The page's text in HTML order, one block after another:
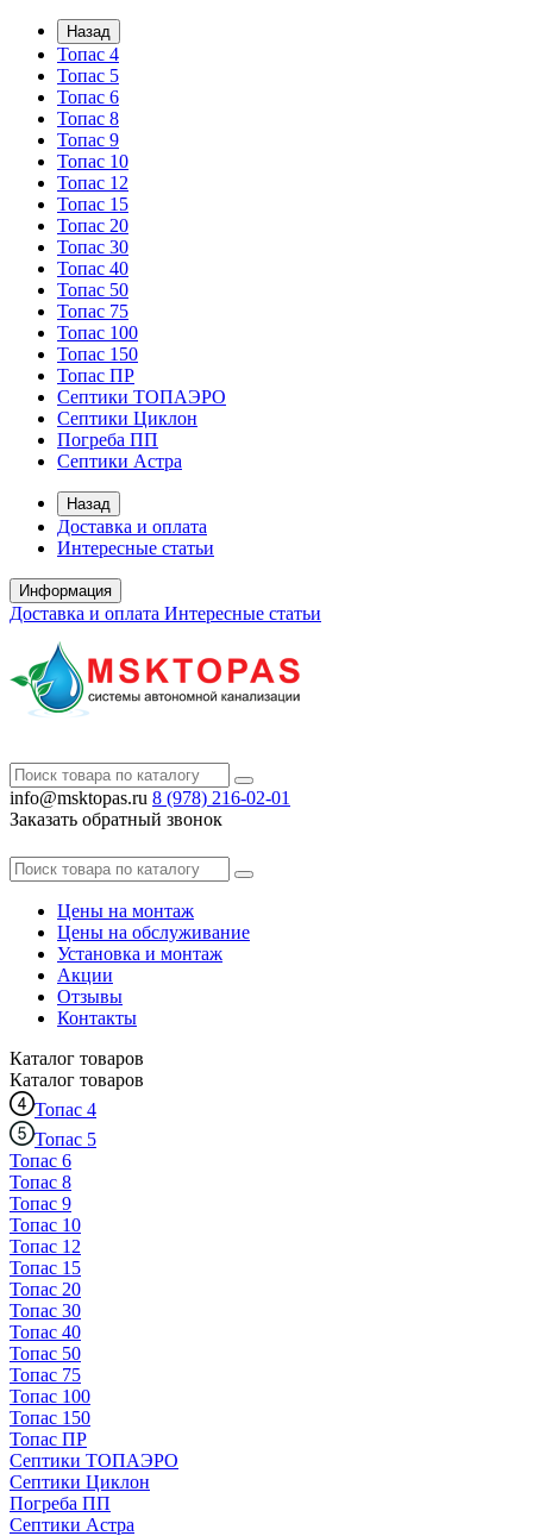
Назад
Топас 4
Топас 5
Топас 6
Топас 8
Топас 9
Топас 10
Топас 12
Топас 15
Топас 20
Топас 30
Топас 40
Топас 50
Топас 75
Топас 100
Топас 150
Топас ПР
Септики ТОПАЭРО
Септики Циклон
Погреба ПП
Септики Астра
Назад
Доставка и оплата
Интересные статьи
Информация
Доставка и оплата Интересные статьи
info@msktopas.ru 8 (978) 216-02-01
Заказать обратный звонок
Цены на монтаж
Цены на обслуживание
Установка и монтаж
Акции
Отзывы
Контакты
Каталог товаров
Каталог товаров
Топас 4
Топас 5
Топас 6
Топас 8
Топас 9
Топас 10
Топас 12
Топас 15
Топас 20
Топас 30
Топас 40
Топас 50
Топас 75
Топас 100
Топас 150
Топас ПР
Септики ТОПАЭРО
Септики Циклон
Погреба ПП
Септики Астра